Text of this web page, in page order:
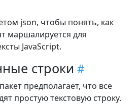
json, чтобы понять, как
маршалируется для
JavaScript.
строки
предполагает, что все
простую текстовую строку.